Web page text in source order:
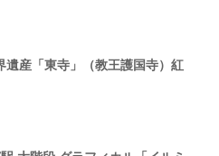
遺産「東寺」（教王護国寺）紅